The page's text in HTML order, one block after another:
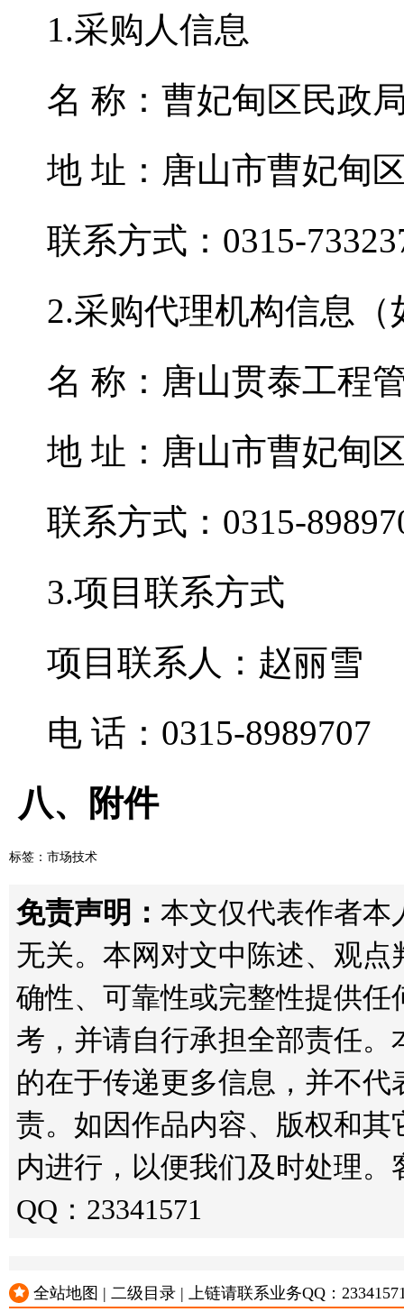
1.采购人信息
名 称：曹妃甸区民政
地 址：唐山市曹妃甸
联系方式：0315-
2.采购代理机构信息（
名 称：唐山贯泰工程
地 址：唐山市曹妃甸
联系方式：0315-
3.项目联系方式
项目联系人：赵丽雪
电 话：0315-8989707
八、附件
标签： 市场技术
免责声明： 本文仅代表作者本
无关。本网对文中陈述、观
确性、可靠性或完整性提供
考，并请自行承担全部责任
的在于传递更多信息，并不
责。如因作品内容、版权和
内进行，以便我们及时处理。
QQ：23341571
全站地图 | 二级目录 | 上链请联系业务QQ：